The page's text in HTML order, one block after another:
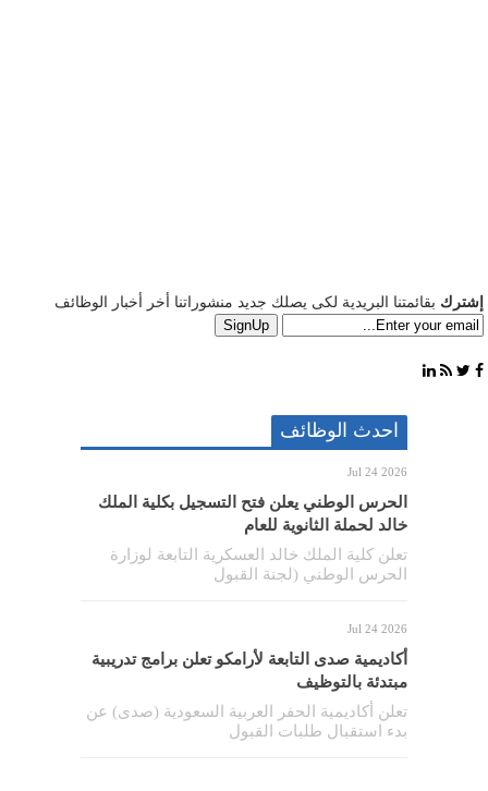
إشترك بقائمتنا البريدية لكى يصلك جديد منشوراتنا أخر أخبار الوظائف
احدث الوظائف
Jul 24 2026
الحرس الوطني يعلن فتح التسجيل بكلية الملك
خالد لحملة الثانوية للعام
تعلن كلية الملك خالد العسكرية التابعة لوزارة
الحرس الوطني (لجنة القبول
Jul 24 2026
أكاديمية صدى التابعة لأرامكو تعلن برامج تدريبية
مبتدئة بالتوظيف
تعلن أكاديمية الحفر العربية السعودية (صدى) عن
بدء استقبال طلبات القبول